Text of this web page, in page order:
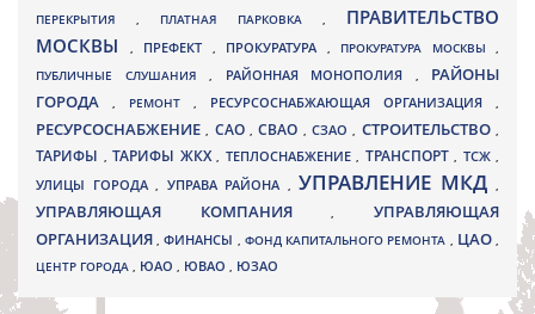
ПЕРЕКРЫТИЯ , ПЛАТНАЯ ПАРКОВКА , ПРАВИТЕЛЬСТВО
МОСКВЫ
, ПРЕФЕКТ , ПРОКУРАТУРА , ПРОКУРАТУРА МОСКВЫ ,
ПУБЛИЧНЫЕ СЛУШАНИЯ , РАЙОННАЯ МОНОПОЛИЯ , РАЙОНЫ
ГОРОДА
, РЕМОНТ , РЕСУРСОСНАБЖАЮЩАЯ ОРГАНИЗАЦИЯ ,
РЕСУРСОСНАБЖЕНИЕ, САО,СВАО ,СЗАО, СТРОИТЕЛЬСТВО,
ТАРИФЫ , ТАРИФЫ ЖКХ , ТЕПЛОСНАБЖЕНИЕ , ТРАНСПОРТ , ТСЖ ,
УЛИЦЫ ГОРОДА , УПРАВА РАЙОНА , УПРАВЛЕНИЕ МКД ,
УПРАВЛЯЮЩАЯ КОМПАНИЯ,УПРАВЛЯЮЩАЯ
ОРГАНИЗАЦИЯ,ФИНАНСЫ , ФОНД КАПИТАЛЬНОГО РЕМОНТА , ЦАО,
ЦЕНТР ГОРОДА , ЮАО , ЮВАО , ЮЗАО